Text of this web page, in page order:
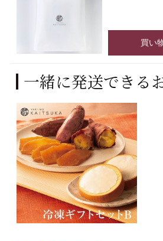
買い
一緒に発送できる